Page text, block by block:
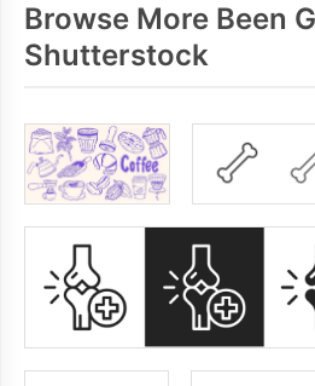
Browse More Been
Shutterstock